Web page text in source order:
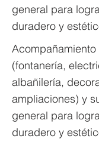
general para
duradero y
(fontanería,
albañilería,
ampliaciones) y
general para
duradero y